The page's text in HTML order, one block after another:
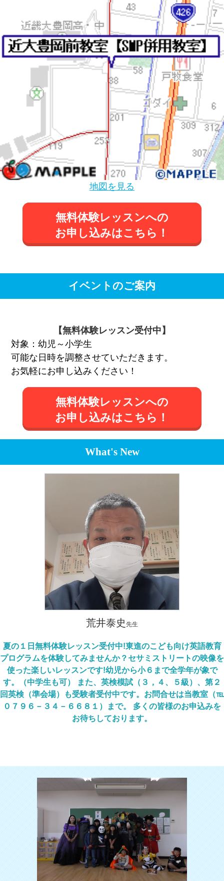
地図を見る
無料体験レッスンへの
お申し込みはこちら！
イベントのご案内
【無料体験レッスン受付中】
対象：幼児～小学生
可能な日時を調整させていただきます。
お気軽にお申し込みください！
無料体験レッスンへの
お申し込みはこちら！
What's New
荒井泰史 先生
夏の１日無料体験レッスン受付中!東進のこども向け英語教育
プログラムを体験してみませんか？セサミストリートの映像を
使った楽しいレッスンです!幼児から小６まで全学年が象で
す。（中学生も可） また、英検模試（３，４、５級）、第２
回英検（準会場）も受験者受付中です。お問合せは当教室（℡
０７９６－３４－６６８１）まで。 多くの皆様のお申込みを
お待ちしております。